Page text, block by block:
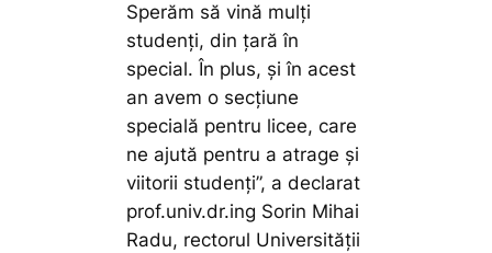
Sperăm să vină mulți
studenți, din țară în
special. În plus, și în acest
an avem o secțiune
specială pentru licee, care
ne ajută pentru a atrage și
viitorii studenți”, a declarat
prof.univ.dr.ing Sorin Mihai
Radu, rectorul Universității